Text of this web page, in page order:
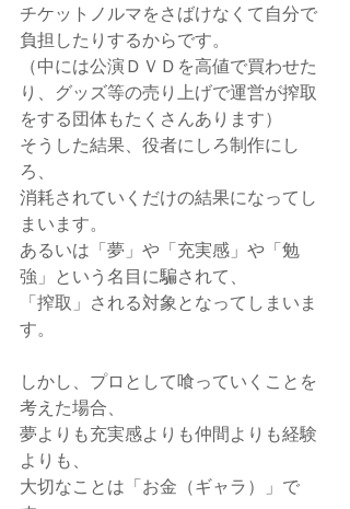
チケットノルマをさばけなくて自分で
負担したりするからです。
（中には公演ＤＶＤを高値で買わせた
り、グッズ等の売り上げで運営が搾取
をする団体もたくさんあります）
そうした結果、役者にしろ制作にし
ろ、
消耗されていくだけの結果になってし
まいます。
あるいは「夢」や「充実感」や「勉
強」という名目に騙されて、
「搾取」される対象となってしまいま
す。
しかし、プロとして喰っていくことを
考えた場合、
夢よりも充実感よりも仲間よりも経験
よりも、
大切なことは「お金（ギャラ）」で